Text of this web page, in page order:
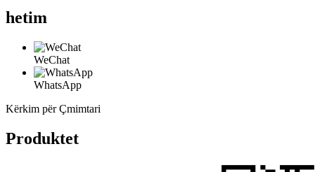
hetim
WeChat
WhatsApp
Kërkim për Çmimtari
Produktet